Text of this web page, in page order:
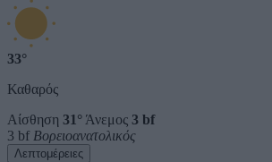
33°
Καθαρός
Αίσθηση 31° Άνεμος 3 bf
3 bf Βορειοανατολικός
Λεπτομέρειες